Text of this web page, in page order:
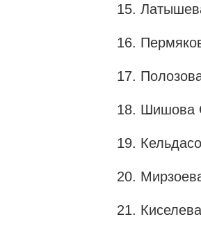
15.
16.
17.
18. Шишова
19.
20.
21.